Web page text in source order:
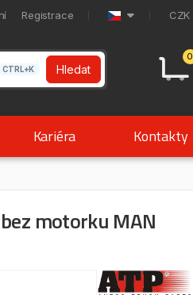
Registrace CZK
0
CTRL+K Hledat
Kariéra Kontakty
motorku MAN